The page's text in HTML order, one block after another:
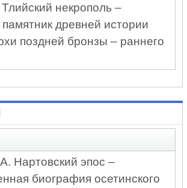
некрополь –
древней истории
поздней бронзы – раннего
Нартовский эпос –
биография осетинского